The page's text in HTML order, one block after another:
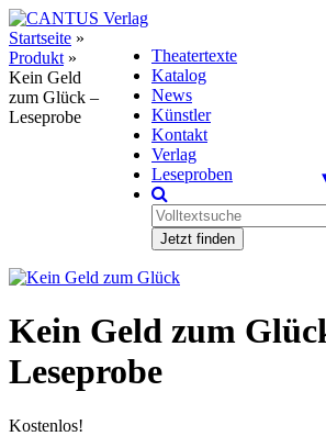
Theatertexte
Katalog
News
Künstler
Kontakt
Verlag
Leseproben
Jetzt finden
Startseite »
Produkt »
Kein Geld
zum Glück –
Leseprobe
Kein Geld zum
Leseprobe
Kostenlos!